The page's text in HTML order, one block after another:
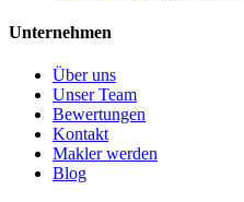
Unternehmen
Über uns
Unser Team
Bewertungen
Kontakt
Makler werden
Blog